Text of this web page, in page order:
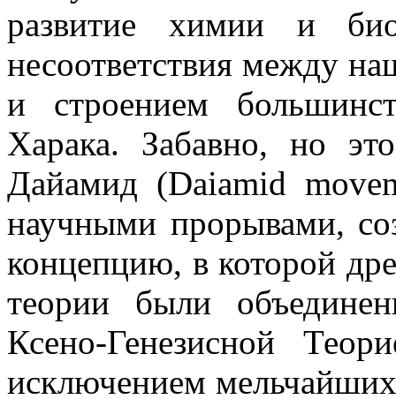
развитие химии и
несоответствия между
и строением
Харака. Забавно, но
Дайамид (Daiamid
научными прорывами,
концепцию, в которой
теории были
Ксено-Генезисной
исключением